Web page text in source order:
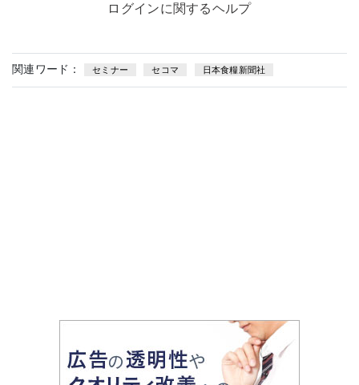
ログインに関するヘルプ
関連ワード： セミナー セコマ 日本食糧新聞社